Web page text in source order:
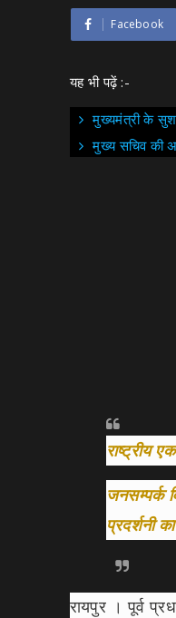
Facebook
यह भी पढ़ें :-
मुख्यमंत्री के
मुख्य सचिव की
राष्ट्रीय
जनसम्पर्क
प्रदर्शनी
रायपुर । पूर्व